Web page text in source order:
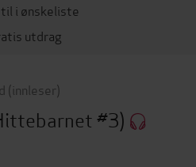
i ønskeliste
utdrag
(innleser)
#3)